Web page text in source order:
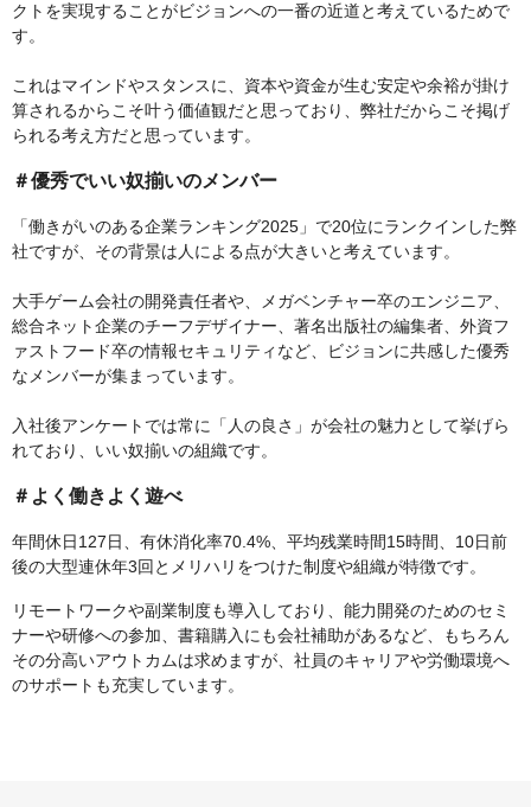
クトを実現することがビジョンへの一番の近道と考えているためで
す。
これはマインドやスタンスに、資本や資金が生む安定や余裕が掛け
算されるからこそ叶う価値観だと思っており、弊社だからこそ掲げ
られる考え方だと思っています。
＃優秀でいい奴揃いのメンバー
「働きがいのある企業ランキング2025」で20位にランクインした弊
社ですが、その背景は人による点が大きいと考えています。
大手ゲーム会社の開発責任者や、メガベンチャー卒のエンジニア、
総合ネット企業のチーフデザイナー、著名出版社の編集者、外資フ
ァストフード卒の情報セキュリティなど、ビジョンに共感した優秀
なメンバーが集まっています。
入社後アンケートでは常に「人の良さ」が会社の魅力として挙げら
れており、いい奴揃いの組織です。
＃よく働きよく遊べ
年間休日127日、有休消化率70.4%、平均残業時間15時間、10日前
後の大型連休年3回とメリハリをつけた制度や組織が特徴です。
リモートワークや副業制度も導入しており、能力開発のためのセミ
ナーや研修への参加、書籍購入にも会社補助があるなど、もちろん
その分高いアウトカムは求めますが、社員のキャリアや労働環境へ
のサポートも充実しています。